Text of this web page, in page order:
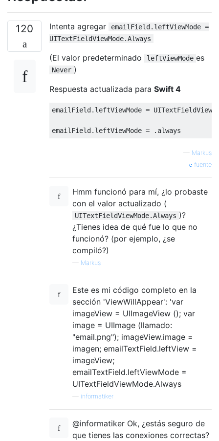
120 Intenta agregar
emailField.leftViewMode =
UITextFieldViewMode.Always
(El valor predeterminado leftViewMode es
Never )
Respuesta actualizada para Swift 4
emailField . leftViewMode =
emailField . leftViewMode = . always
— Markus
fuente
Hmm funcionó para mí, ¿lo probaste
con el valor actualizado (
UITextFieldViewMode.Always )?
¿Tienes idea de qué fue lo que no
funcionó? (por ejemplo, ¿se
compiló?)
— Markus
Este es mi código completo en la
sección 'ViewWillAppear': 'var
imageView = UIImageView (); var
image = UIImage (llamado:
"email.png"); imageView.image =
imagen; emailTextField.leftView =
imageView;
emailTextField.leftViewMode =
UITextFieldViewMode.Always
informatiker
@informatiker Ok, ¿estás seguro de
que tienes las conexiones correctas?